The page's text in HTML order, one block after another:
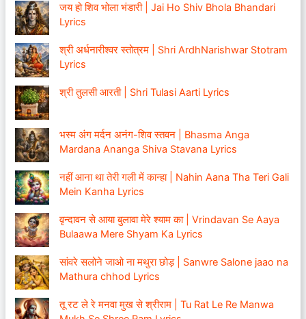
जय हो शिव भोला भंडारी | Jai Ho Shiv Bhola Bhandari
Lyrics
श्री अर्धनारीश्वर स्तोत्रम | Shri ArdhNarishwar Stotram
Lyrics
श्री तुलसी आरती | Shri Tulasi Aarti Lyrics
भस्म अंग मर्दन अनंग-शिव स्तवन | Bhasma Anga
Mardana Ananga Shiva Stavana Lyrics
नहीं आना था तेरी गली में कान्हा | Nahin Aana Tha Teri Gali
Mein Kanha Lyrics
वृन्दावन से आया बुलावा मेरे श्याम का | Vrindavan Se Aaya
Bulaawa Mere Shyam Ka Lyrics
सांवरे सलोने जाओ ना मथुरा छोड़ | Sanwre Salone jaao na
Mathura chhod Lyrics
तू रट ले रे मनवा मुख से श्रीराम | Tu Rat Le Re Manwa